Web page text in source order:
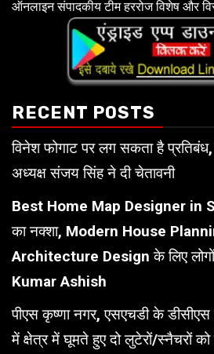
ऑनलाइन संपादकीय टीम हररोज विशेष और
RECENT POSTS
विनेश फोगाट पर लग सकता है
अध्यक्ष संजय सिंह ने दी चेतावनी
Best Home Map Designer in
का नक्शा, Modern House
Architecture Design के लिए
Kumar Ashish
पीएस कृष्णा नगर, एसएचडी के
में क्षेत्र में घूमते हुए दो लुटेरों/स्नैचरों को